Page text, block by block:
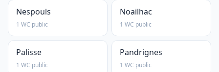
Nespouls
1 WC public
Noailhac
1 WC public
Palisse
1 WC public
Pandrignes
1 WC public